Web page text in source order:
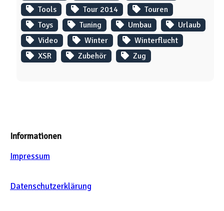
Tools
Tour 2014
Touren
Toys
Tuning Umbau
Urlaub
Video
Winter
Winterflucht
XSR
Zubehör Zug
Informationen
Impressum
Datenschutzerklärung